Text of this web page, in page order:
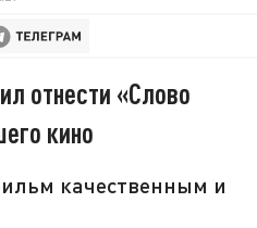
отнести «Слово
кино
качественным и